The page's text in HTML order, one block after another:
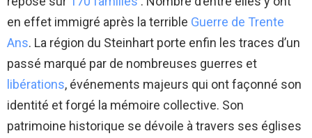
en effet immigré après la terrible Guerre de Trente
Ans. La région du Steinhart porte enfin les traces d’un
passé marqué par de nombreuses guerres et
libérations, événements majeurs qui ont façonné son
identité et forgé la mémoire collective. Son
patrimoine historique se dévoile à travers ses églises